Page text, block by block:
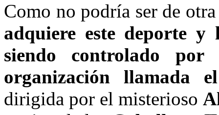
Como no podría ser de
adquiere este deporte
siendo controlado
organización llamada
dirigida por el misterioso